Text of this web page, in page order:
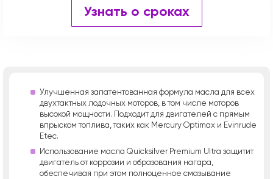
Узнать о сроках
Улучшенная запатентованная формула масла для всех
двухтактных лодочных моторов, в том числе моторов
высокой мощности. Подходит для двигателей с прямым
впрыском топлива, таких как Mercury Optimax и Evinrude
Etec.
Использование масла Quicksilver Premium Ultra защитит
двигатель от коррозии и образования нагара,
обеспечивая при этом полноценное смазывание